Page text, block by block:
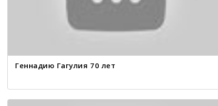
Геннадию Гагулия 70 лет